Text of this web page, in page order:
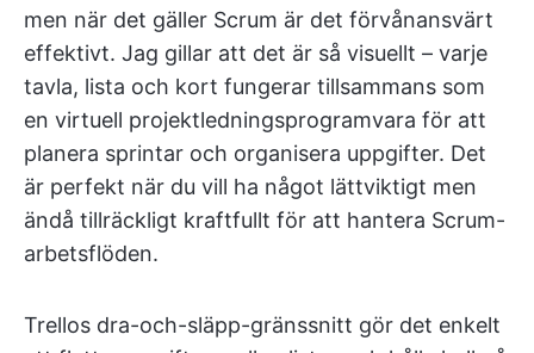
men när det gäller Scrum är det förvånansvärt
effektivt. Jag gillar att det är så visuellt – varje
tavla, lista och kort fungerar tillsammans som
en virtuell projektledningsprogramvara för att
planera sprintar och organisera uppgifter. Det
är perfekt när du vill ha något lättviktigt men
ändå tillräckligt kraftfullt för att hantera Scrum-
arbetsflöden.
Trellos dra-och-släpp-gränssnitt gör det enkelt